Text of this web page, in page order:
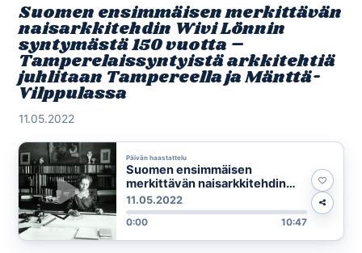
Suomen ensimmäisen merkittävän
naisarkkitehdin Wivi Lönnin
syntymästä 150 vuotta –
Tamperelaissyntyistä arkkitehtiä
juhlitaan Tampereella ja Mänttä-
Vilppulassa
11.05.2022
Päivän haastattelu
Suomen ensimmäisen
merkittävän naisarkkitehdin
Wivi Lönnin syntymästä 150
vuotta – Tamperelaissyntyistä
arkkitehtiä juhlitaan
Tampereella ja Mänttä-
11.05.2022
0:00 10:47